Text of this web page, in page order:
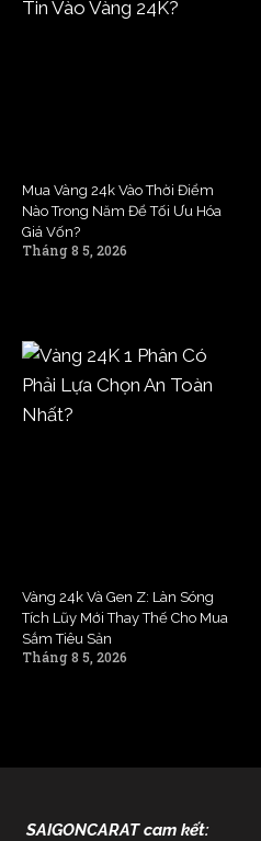
Mua Vàng 24k Vào Thời Điểm
Nào Trong Năm Để Tối Ưu Hóa
Giá Vốn?
Tháng 8 5, 2026
Vàng 24k Và Gen Z: Làn Sóng
Tích Lũy Mới Thay Thế Cho Mua
Sắm Tiêu Sản
Tháng 8 5, 2026
SAIGONCARAT cam kết: